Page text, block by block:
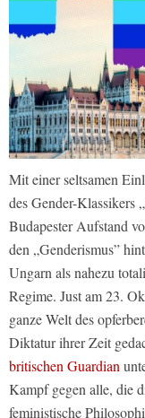
Mit einer seltsamen
des Gender-Klassikers
Budapester Aufstand
den „Genderismus”
Ungarn als nahezu
Regime. Just am 23.
ganze Welt des
Diktatur ihrer Zeit
britischen Guardian
Kampf gegen alle, die
feministische